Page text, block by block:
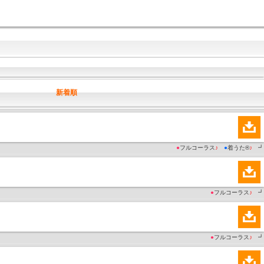
新着順
●フルコーラス ♪ ●着うた®♪ ┛
●フルコーラス ♪ ┛
●フルコーラス ♪ ┛